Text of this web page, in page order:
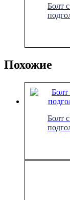
Болт
Похожие
Болт